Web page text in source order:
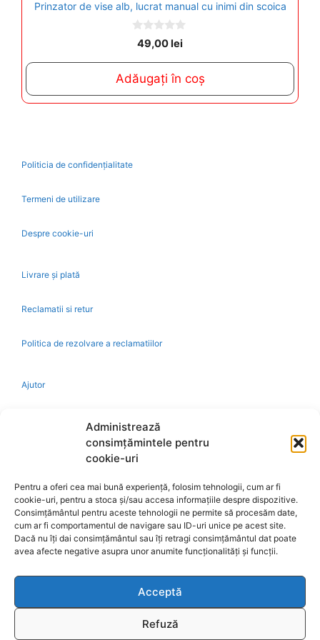
Administrează
consimțămintele pentru
cookie-uri
Pentru a oferi cea mai bună experiență, folosim tehnologii, cum ar fi
cookie-uri, pentru a stoca și/sau accesa informațiile despre dispozitive.
Consimțământul pentru aceste tehnologii ne permite să procesăm date,
cum ar fi comportamentul de navigare sau ID-uri unice pe acest site.
Dacă nu îți dai consimțământul sau îți retragi consimțământul dat poate
avea afecte negative asupra unor anumite funcționalități și funcții.
Acceptă
Refuză
Prinzator de vise alb, lucrat manual cu inimi din scoica
o
o
5
49,00lei
Adăugați în coș
Politicia de confidențialitate
Termeni de utilizare
Despre cookie-uri
Livrare și plată
Reclamatii si retur
Politica de rezolvare a reclamatiilor
Ajutor
Retragere din contract
A.N.P.C.